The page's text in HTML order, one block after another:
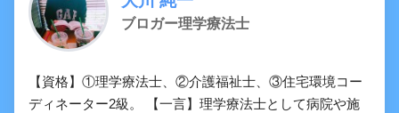
ブロガー理学療法士
【資格】①理学療法士、②介護福祉士、③住宅環境コー
ディネーター2級。 【一言】理学療法士として病院や施